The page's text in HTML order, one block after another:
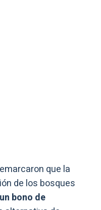
que la
de los bosques
bono de